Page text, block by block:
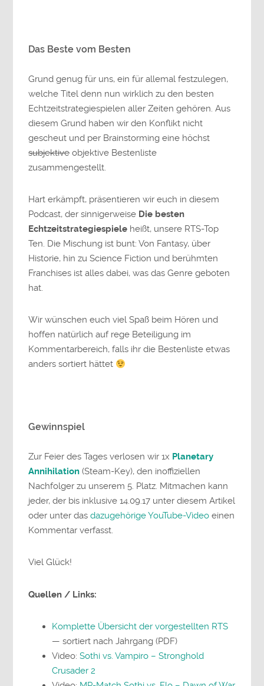
Das Beste vom Besten
Grund genug für uns, ein für allemal festzulegen,
welche Titel denn nun wirklich zu den besten
Echtzeitstrategiespielen aller Zeiten gehören. Aus
diesem Grund haben wir den Konflikt nicht
gescheut und per Brainstorming eine höchst
subjektiveobjektive Bestenliste
zusammengestellt.
Hart erkämpft, präsentieren wir euch in diesem
Podcast, der sinnigerweise Die besten
Echtzeitstrategiespiele heißt, unsere RTS-Top
Ten. Die Mischung ist bunt: Von Fantasy, über
Historie, hin zu Science Fiction und berühmten
Franchises ist alles dabei, was das Genre geboten
hat.
Wir wünschen euch viel Spaß beim Hören und
hoffen natürlich auf rege Beteiligung im
Kommentarbereich, falls ihr die Bestenliste etwas
anders sortiert hättet
Gewinnspiel
Zur Feier des Tages verlosen wir 1x Planetary
Annihilation (Steam-Key), den inoffiziellen
Nachfolger zu unserem 5. Platz. Mitmachen kann
jeder, der bis inklusive 14.09.17 unter diesem Artikel
oder unter dasdazugehörige YouTube-Video einen
Kommentar verfasst.
Viel Glück!
Quellen / Links:
Komplette Übersicht der vorgestellten RTS
— sortiert nach Jahrgang (PDF)
Video:Sothi vs. Vampiro – Stronghold
Crusader 2